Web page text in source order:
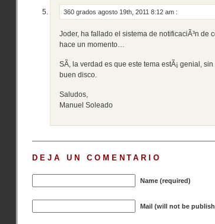
360 grados agosto 19th, 2011 8:12 am :
Joder, ha fallado el sistema de notificaciÃ³n de
hace un momento…
SÃ­, la verdad es que este tema estÃ¡ genial,
buen disco.
Saludos,
Manuel Soleado
DEJA UN COMENTARIO
Name (required)
Mail (will not be